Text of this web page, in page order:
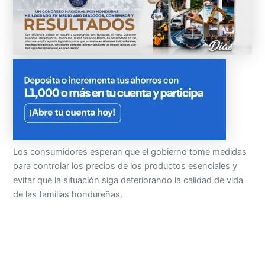
Los consumidores esperan que el gobierno tome medidas
para controlar los precios de los productos esenciales y
evitar que la situación siga deteriorando la calidad de vida
de las familias hondureñas.